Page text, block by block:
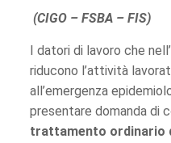
(CIGO – FSBA – FIS)
I datori di lavoro che
riducono l’attività
all’emergenza
presentare domanda di
trattamento ordinario